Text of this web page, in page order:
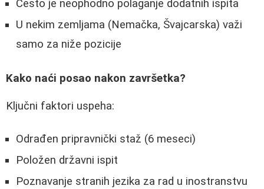
Često je neophodno polaganje dodatnih ispita
U nekim zemljama (Nemačka, Švajcarska) važi
samo za niže pozicije
Kako naći posao nakon završetka?
Ključni faktori uspeha:
Odrađen pripravnički staž (6 meseci)
Položen državni ispit
Poznavanje stranih jezika za rad u inostranstvu